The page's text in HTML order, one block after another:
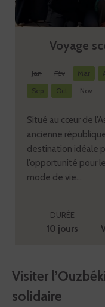
Voyage
Jan Fév Mar
Sep
Oct Nov
Situé au cœur de
ancienne
destination idéale
l’opportunité pour
mode de vie...
DURÉE
10 jours
Visiter
solidaire